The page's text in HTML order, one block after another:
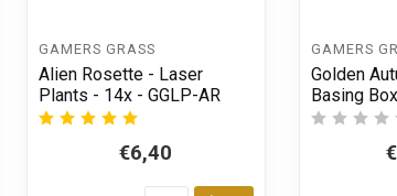
GAMERS GRASS
Alien Rosette - Laser
Plants - 14x - GGLP-AR
€6,40
GAMERS
Golden
Basing